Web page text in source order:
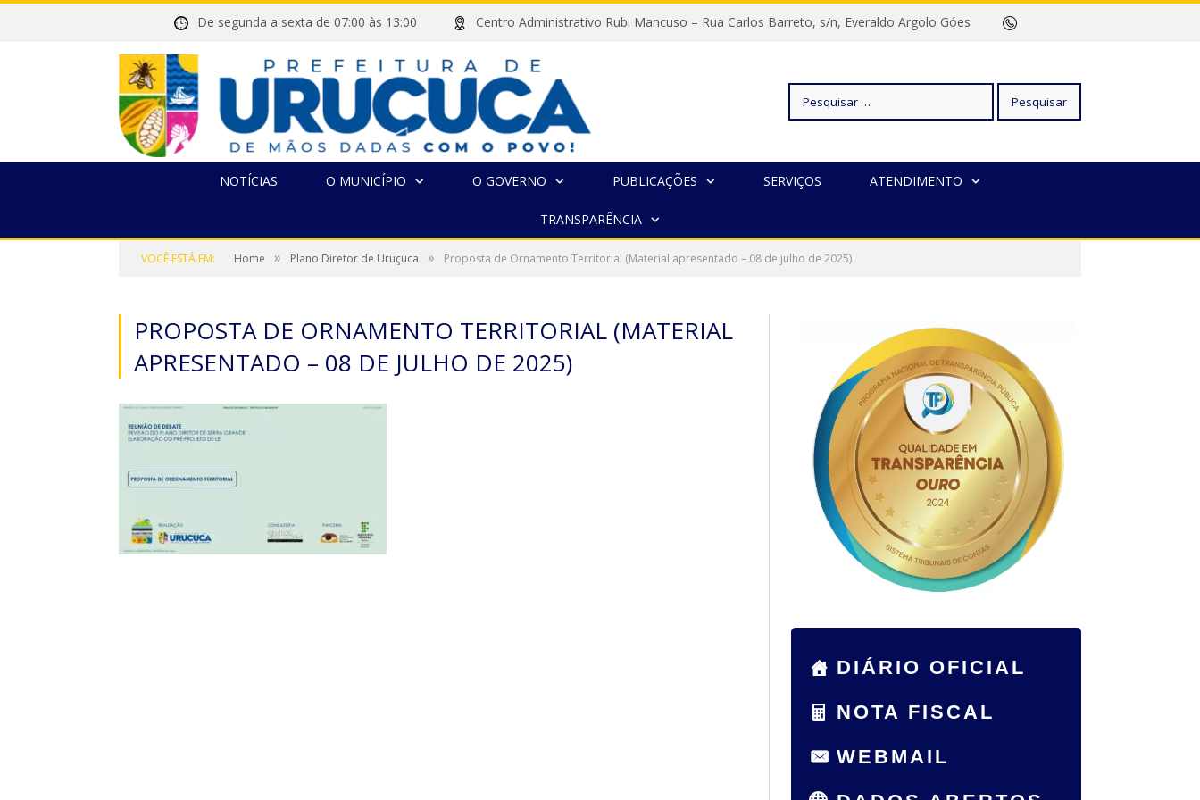
De segunda a sexta de 07:00 às 13:00 Centro Administrativo Rubi Mancuso – Rua Carlos Barreto, s/n, Everaldo Argolo Góes
Pesquisar
NOTÍCIAS O MUNICÍPIO O GOVERNO PUBLICAÇÕES SERVIÇOS ATENDIMENTO
TRANSPARÊNCIA
VOCÊ ESTÁ EM: Home » Plano Diretor de Uruçuca » Proposta de Ornamento Territorial (Material apresentado – 08 de julho de 2025)
PROPOSTA DE ORNAMENTO TERRITORIAL (MATERIAL
APRESENTADO – 08 DE JULHO DE 2025)
DIÁRIO OFICIAL
NOTA FISCAL
WEBMAIL